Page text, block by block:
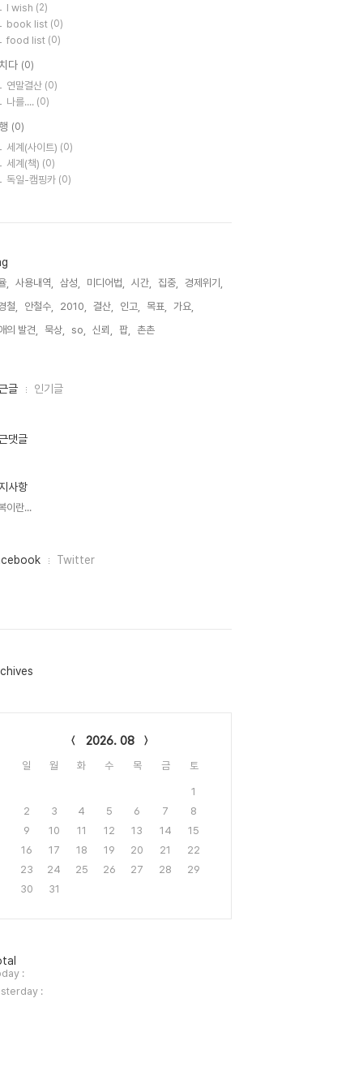
I wish (2)
book list (0)
food list (0)
다 (0)
연말결산 (0)
나를.... (0)
(0)
세계(사이트) (0)
세계(책) (0)
독일-캠핑카 (0)
, 사용내역, 삼성, 미디어법, 시간, 집중,
경제위기,
철,
안철수, 2010, 결산, 인고, 목표,
가요,
의 발견,
묵상, so, 신뢰, 팝, 촌촌,
글 인기글
댓글
사항
이란...
Twitter
2026. 08
일 월 화 수 목 금 토
1
2
3 4 5 6 7
8
9
10 11 12 13 14
15
16
17 18 19 20 21
22
23
24 25 26 27 28
29
30
31
:
: